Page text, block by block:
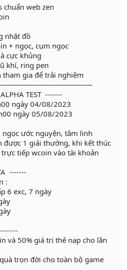
chuẩn web zen
nhặt đồ
+ ngọc, cụm ngọc
cực khủng
khí, ring pen
tham gia để trải nghiệm
TEST -------
ngày 04/08/2023
ngày 05/08/2023
ngọc ước nguyện, tâm linh
được 1 giải thưởng, khi kết thúc
tiếp wcoin vào tài khoản
-------
:
6 exc, 7 ngày
và 50% giá trị thẻ nạp cho lần
trọn đời cho toàn bộ game